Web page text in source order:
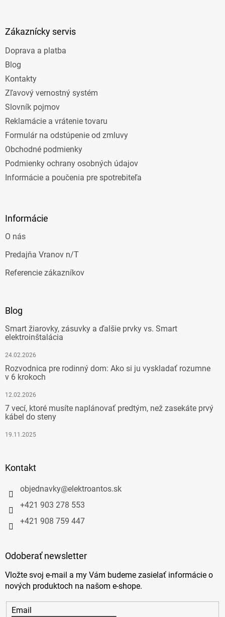
Zákaznícky servis
Doprava a platba
Blog
Kontakty
Zľavový vernostný systém
Slovník pojmov
Reklamácie a vrátenie tovaru
Formulár na odstúpenie od zmluvy
Obchodné podmienky
Podmienky ochrany osobných údajov
Informácie a poučenia pre spotrebiteľa
Informácie
O nás
Predajňa Vranov n/T
Referencie zákazníkov
Blog
Smart žiarovky, zásuvky a ďalšie prvky vs. Smart
elektroinštalácia
24.02.2026
Rozvodnica pre rodinný dom: Ako si ju vyskladať rozumne
v 6 krokoch
12.02.2026
7 vecí, ktoré musíte naplánovať predtým, než zasekáte prvý
kábel do steny
19.11.2025
Kontakt
objednavky@elektroantos.sk
+421 903 278 553
+421 908 759 447
Odoberať newsletter
Vložte svoj e-mail a my Vám budeme zasielať informácie o
nových produktoch na našom e-shope.
Email